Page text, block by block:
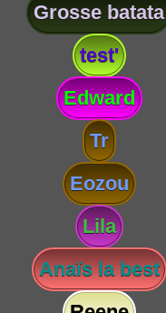
Grosse batata
test'
Edward
Tr
Eozou
Lila
Anaïs la best